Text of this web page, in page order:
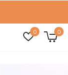
0 0